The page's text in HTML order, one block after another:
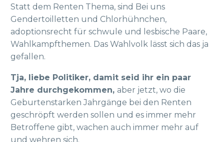
Statt dem Renten Thema, sind Bei uns
Gendertoilletten und Chlorhühnchen,
adoptionsrecht für schwule und lesbische Paare,
Wahlkampfthemen. Das Wahlvolk lässt sich das ja
gefallen.
Tja, liebe Politiker, damit seid ihr ein paar
Jahre durchgekommen, aber jetzt, wo die
Geburtenstarken Jahrgänge bei den Renten
geschröpft werden sollen und es immer mehr
Betroffene gibt, wachen auch immer mehr auf
und wehren sich.